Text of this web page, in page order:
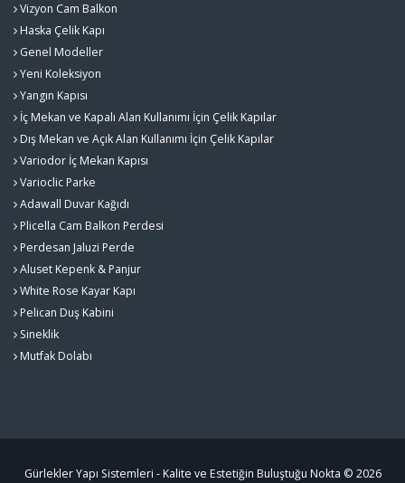
Vizyon Cam Balkon
Haska Çelik Kapı
Genel Modeller
Yeni Koleksiyon
Yangın Kapısı
İç Mekan ve Kapalı Alan Kullanımı İçin Çelik Kapılar
Dış Mekan ve Açık Alan Kullanımı İçin Çelik Kapılar
Variodor İç Mekan Kapısı
Varioclic Parke
Adawall Duvar Kağıdı
Plicella Cam Balkon Perdesi
Perdesan Jaluzi Perde
Aluset Kepenk & Panjur
White Rose Kayar Kapı
Pelican Duş Kabini
Sineklik
Mutfak Dolabı
Gürlekler Yapı Sistemleri - Kalite ve Estetiğin Buluştuğu Nokta © 2026